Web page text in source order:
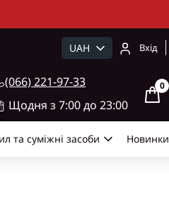
UAH Вхід
(066) 221-97-33
Щодня з 7:00 до 23:00
0
та суміжні засоби Новинки